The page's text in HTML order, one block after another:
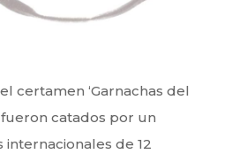
certamen ‘Garnachas del
fueron catados por un
de 12